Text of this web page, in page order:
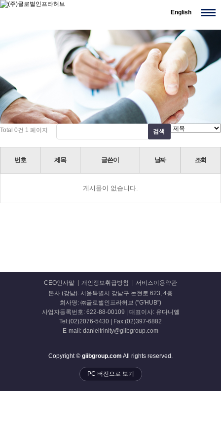
English
Total 0건 1 페이지
번호 제목 글쓴이 날짜 조회
게시물이 없습니다.
CEO인사말 개인정보취급방침
서비스이용약관
본사 (강남): 서울특별시 강남구 논현로 623, 4층
회사명: ㈜글로벌인프라허브 ("G'HUB")
사업자등록번호: 622-88-00109 | 대표이사: 유다니엘
Tel:(02)2076-5430 | Fax:(02)397-6882
E-mail: danieltrinity@giibgroup.com
Copyright © giibgroup.com All rights reserved.
PC 버전으로 보기